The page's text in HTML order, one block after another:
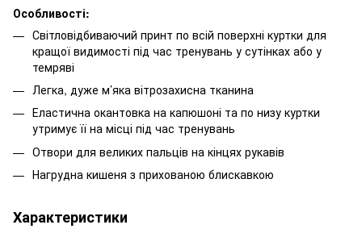
Особливості:
Світловідбиваючий принт по всій поверхні куртки для
кращої видимості під час тренувань у сутінках або у
темряві
Легка, дуже м’яка вітрозахисна тканина
Еластична окантовка на капюшоні та по низу куртки
утримує її на місці під час тренувань
Отвори для великих пальців на кінцях рукавів
Нагрудна кишеня з прихованою блискавкою
Характеристики